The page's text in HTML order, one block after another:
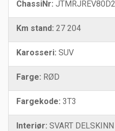
ChassiNr:
Km stand: 27 204
Karosseri: SUV
Farge: RØD
Fargekode: 3T3
Interiør: SVART DELSKINN